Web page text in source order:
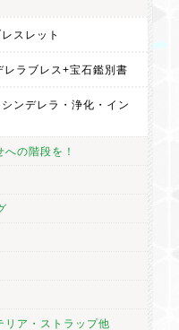
スレット
ラブレス+宝石鑑別書
ンデレラ・浄化・イン
の階段を！
リア・ストラップ他